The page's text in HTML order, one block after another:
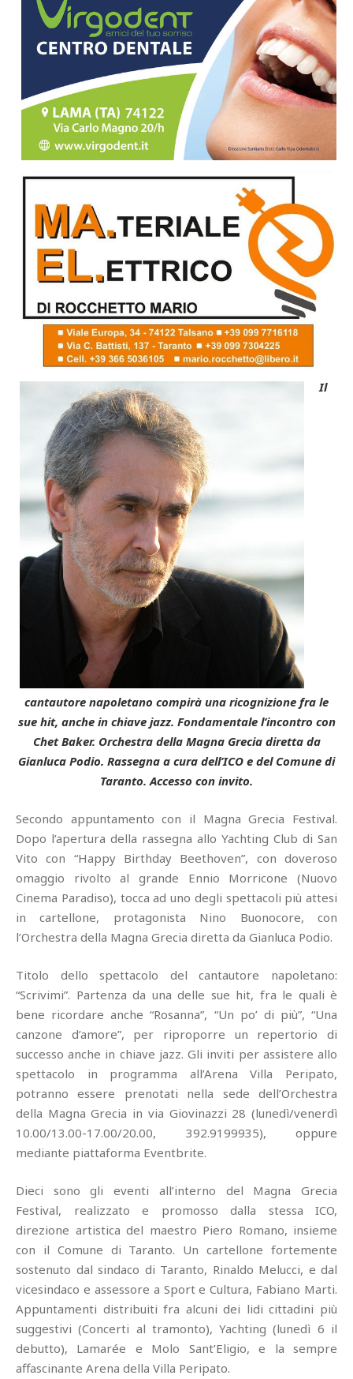
Il
cantautore napoletano compirà una ricognizione fra le
sue hit, anche in chiave jazz. Fondamentale l’incontro con
Chet Baker. Orchestra della Magna Grecia diretta da
Gianluca Podio. Rassegna a cura dell’ICO e del Comune di
Taranto. Accesso con invito.
Secondo appuntamento con il Magna Grecia Festival.
Dopo l’apertura della rassegna allo Yachting Club di San
Vito con “Happy Birthday Beethoven”, con doveroso
omaggio rivolto al grande Ennio Morricone (Nuovo
Cinema Paradiso), tocca ad uno degli spettacoli più attesi
in cartellone, protagonista Nino Buonocore, con
l’Orchestra della Magna Grecia diretta da Gianluca Podio.
Titolo dello spettacolo del cantautore napoletano:
“Scrivimi”. Partenza da una delle sue hit, fra le quali è
bene ricordare anche “Rosanna”, “Un po’ di più”, “Una
canzone d’amore”, per riproporre un repertorio di
successo anche in chiave jazz. Gli inviti per assistere allo
spettacolo in programma all’Arena Villa Peripato,
potranno essere prenotati nella sede dell’Orchestra
della Magna Grecia in via Giovinazzi 28 (lunedì/venerdì
10.00/13.00-17.00/20.00, 392.9199935), oppure
mediante piattaforma Eventbrite.
Dieci sono gli eventi all’interno del Magna Grecia
Festival, realizzato e promosso dalla stessa ICO,
direzione artistica del maestro Piero Romano, insieme
con il Comune di Taranto. Un cartellone fortemente
sostenuto dal sindaco di Taranto, Rinaldo Melucci, e dal
vicesindaco e assessore a Sport e Cultura, Fabiano Marti.
Appuntamenti distribuiti fra alcuni dei lidi cittadini più
suggestivi (Concerti al tramonto), Yachting (lunedì 6 il
debutto), Lamarée e Molo Sant’Eligio, e la sempre
affascinante Arena della Villa Peripato.